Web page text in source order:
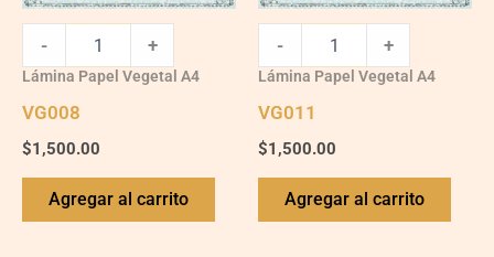
- +
Lámina Papel Vegetal A4
VG008
$1,500.00
Agregar al carrito
- +
Lámina Papel Vegetal A4
VG011
$1,500.00
Agregar al carrito